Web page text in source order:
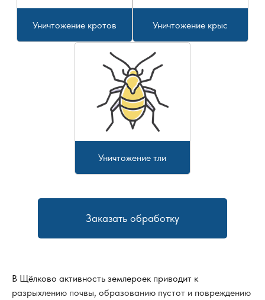
Уничтожение кротов Уничтожение крыс
Уничтожение тли
Заказать обработку
В Щёлково активность землероек приводит к
разрыхлению почвы, образованию пустот и повреждению